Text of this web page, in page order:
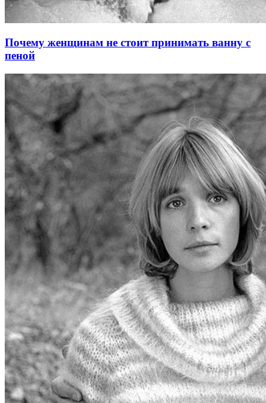
Почему женщинам не стоит принимать ванну с
пеной